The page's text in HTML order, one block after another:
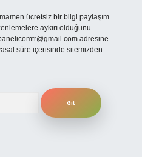
ücretsiz bir bilgi paylaşım
aykırı olduğunu
adresine
süre içerisinde sitemizden